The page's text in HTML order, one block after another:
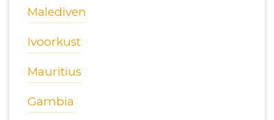
Malediven
Ivoorkust
Mauritius
Gambia